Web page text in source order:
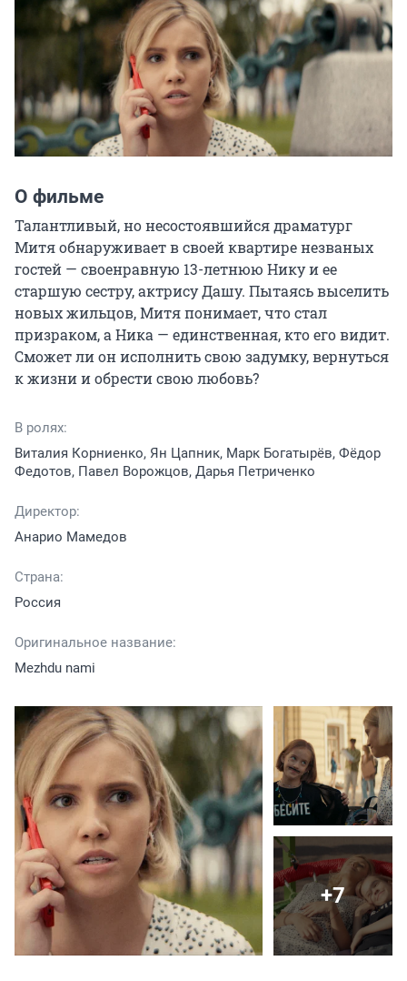
О фильме
Талантливый, но несостоявшийся драматург
Митя обнаруживает в своей квартире незваных
гостей — своенравную 13-летнюю Нику и ее
старшую сестру, актрису Дашу. Пытаясь выселить
новых жильцов, Митя понимает, что стал
призраком, а Ника — единственная, кто его видит.
Сможет ли он исполнить свою задумку, вернуться
к жизни и обрести свою любовь?
В ролях:
Виталия Корниенко, Ян Цапник, Марк Богатырёв, Фёдор
Федотов, Павел Ворожцов, Дарья Петриченко
Директор:
Анарио Мамедов
Страна:
Россия
Оригинальное название:
Mezhdu nami
+7